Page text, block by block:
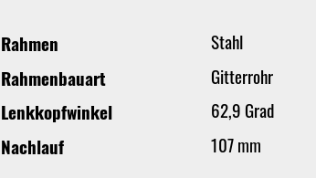
Rahmen
Stahl
Rahmenbauart
Gitterrohr
Lenkkopfwinkel
62,9 Grad
Nachlauf
107 mm